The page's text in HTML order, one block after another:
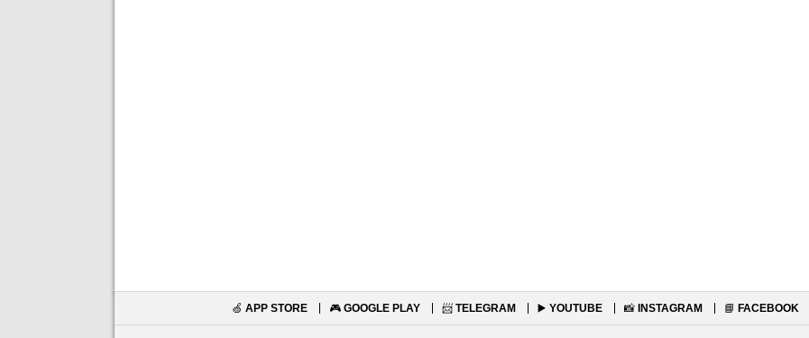
🍏 APP STORE 🎮 GOOGLE PLAY 📨 TELEGRAM ▶️ YOUTUBE 📸 INSTAGRAM 📘 FACEBOOK